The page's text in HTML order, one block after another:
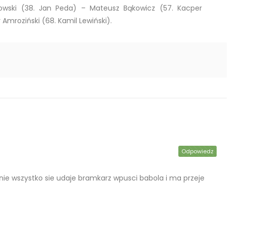
(38. Jan Peda) – Mateusz Bąkowicz (57. Kacper
(68. Kamil Lewiński).
wszystko sie udaje bramkarz wpusci babola i ma przeje
Odpowiedz